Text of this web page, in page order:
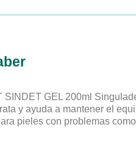
GEL 200ml
y ayuda a mantener el
pieles con problemas